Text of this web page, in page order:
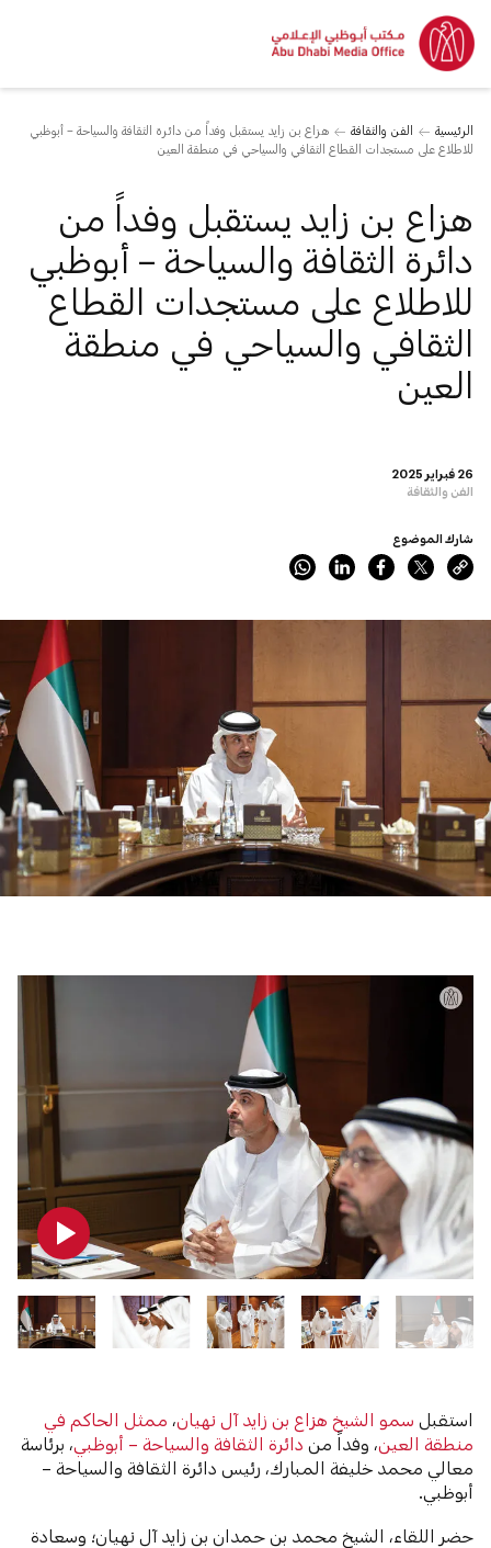
الرئيسية الفن والثقافة
هزاع بن زايد يستقبل وفداً من دائرة الثقافة والسياحة – أبوظبي
للاطلاع على مستجدات القطاع الثقافي والسياحي في منطقة العين
26 فبراير 2025
الفن والثقافة
هزاع بن زايد يستقبل وفداً من
دائرة الثقافة والسياحة – أبوظبي
للاطلاع على مستجدات القطاع
الثقافي والسياحي في منطقة
العين
شارك الموضوع
استقبل سمو الشيخ هزاع بن زايد آل نهيان، ممثل الحاكم في
منطقة العين، وفداً من دائرة الثقافة والسياحة – أبوظبي، برئاسة
معالي محمد خليفة المبارك، رئيس دائرة الثقافة والسياحة –
أبوظبي.
حضر اللقاء، الشيخ محمد بن حمدان بن زايد آل نهيان؛ وسعادة